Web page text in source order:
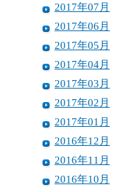
2017年07月
2017年06月
2017年05月
2017年04月
2017年03月
2017年02月
2017年01月
2016年12月
2016年11月
2016年10月